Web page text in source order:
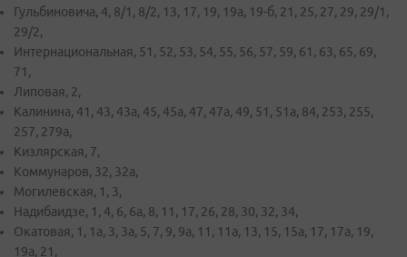
Гульбиновича, 4, 8/1, 8/2, 13, 17, 19, 19а, 19-б, 21, 25, 27, 29, 29/1,
29/2,
Интернациональная, 51, 52, 53, 54, 55, 56, 57, 59, 61, 63, 65, 69,
71,
Липовая, 2,
Калинина, 41, 43, 43а, 45, 45а, 47, 47а, 49, 51, 51а, 84, 253, 255,
257, 279а,
Кизлярская, 7,
Коммунаров, 32, 32а,
Могилевская, 1, 3,
Надибаидзе, 1, 4, 6, 6а, 8, 11, 17, 26, 28, 30, 32, 34,
Окатовая, 1, 1а, 3, 3а, 5, 7, 9, 9а, 11, 11а, 13, 15, 15а, 17, 17а, 19,
19а, 21,